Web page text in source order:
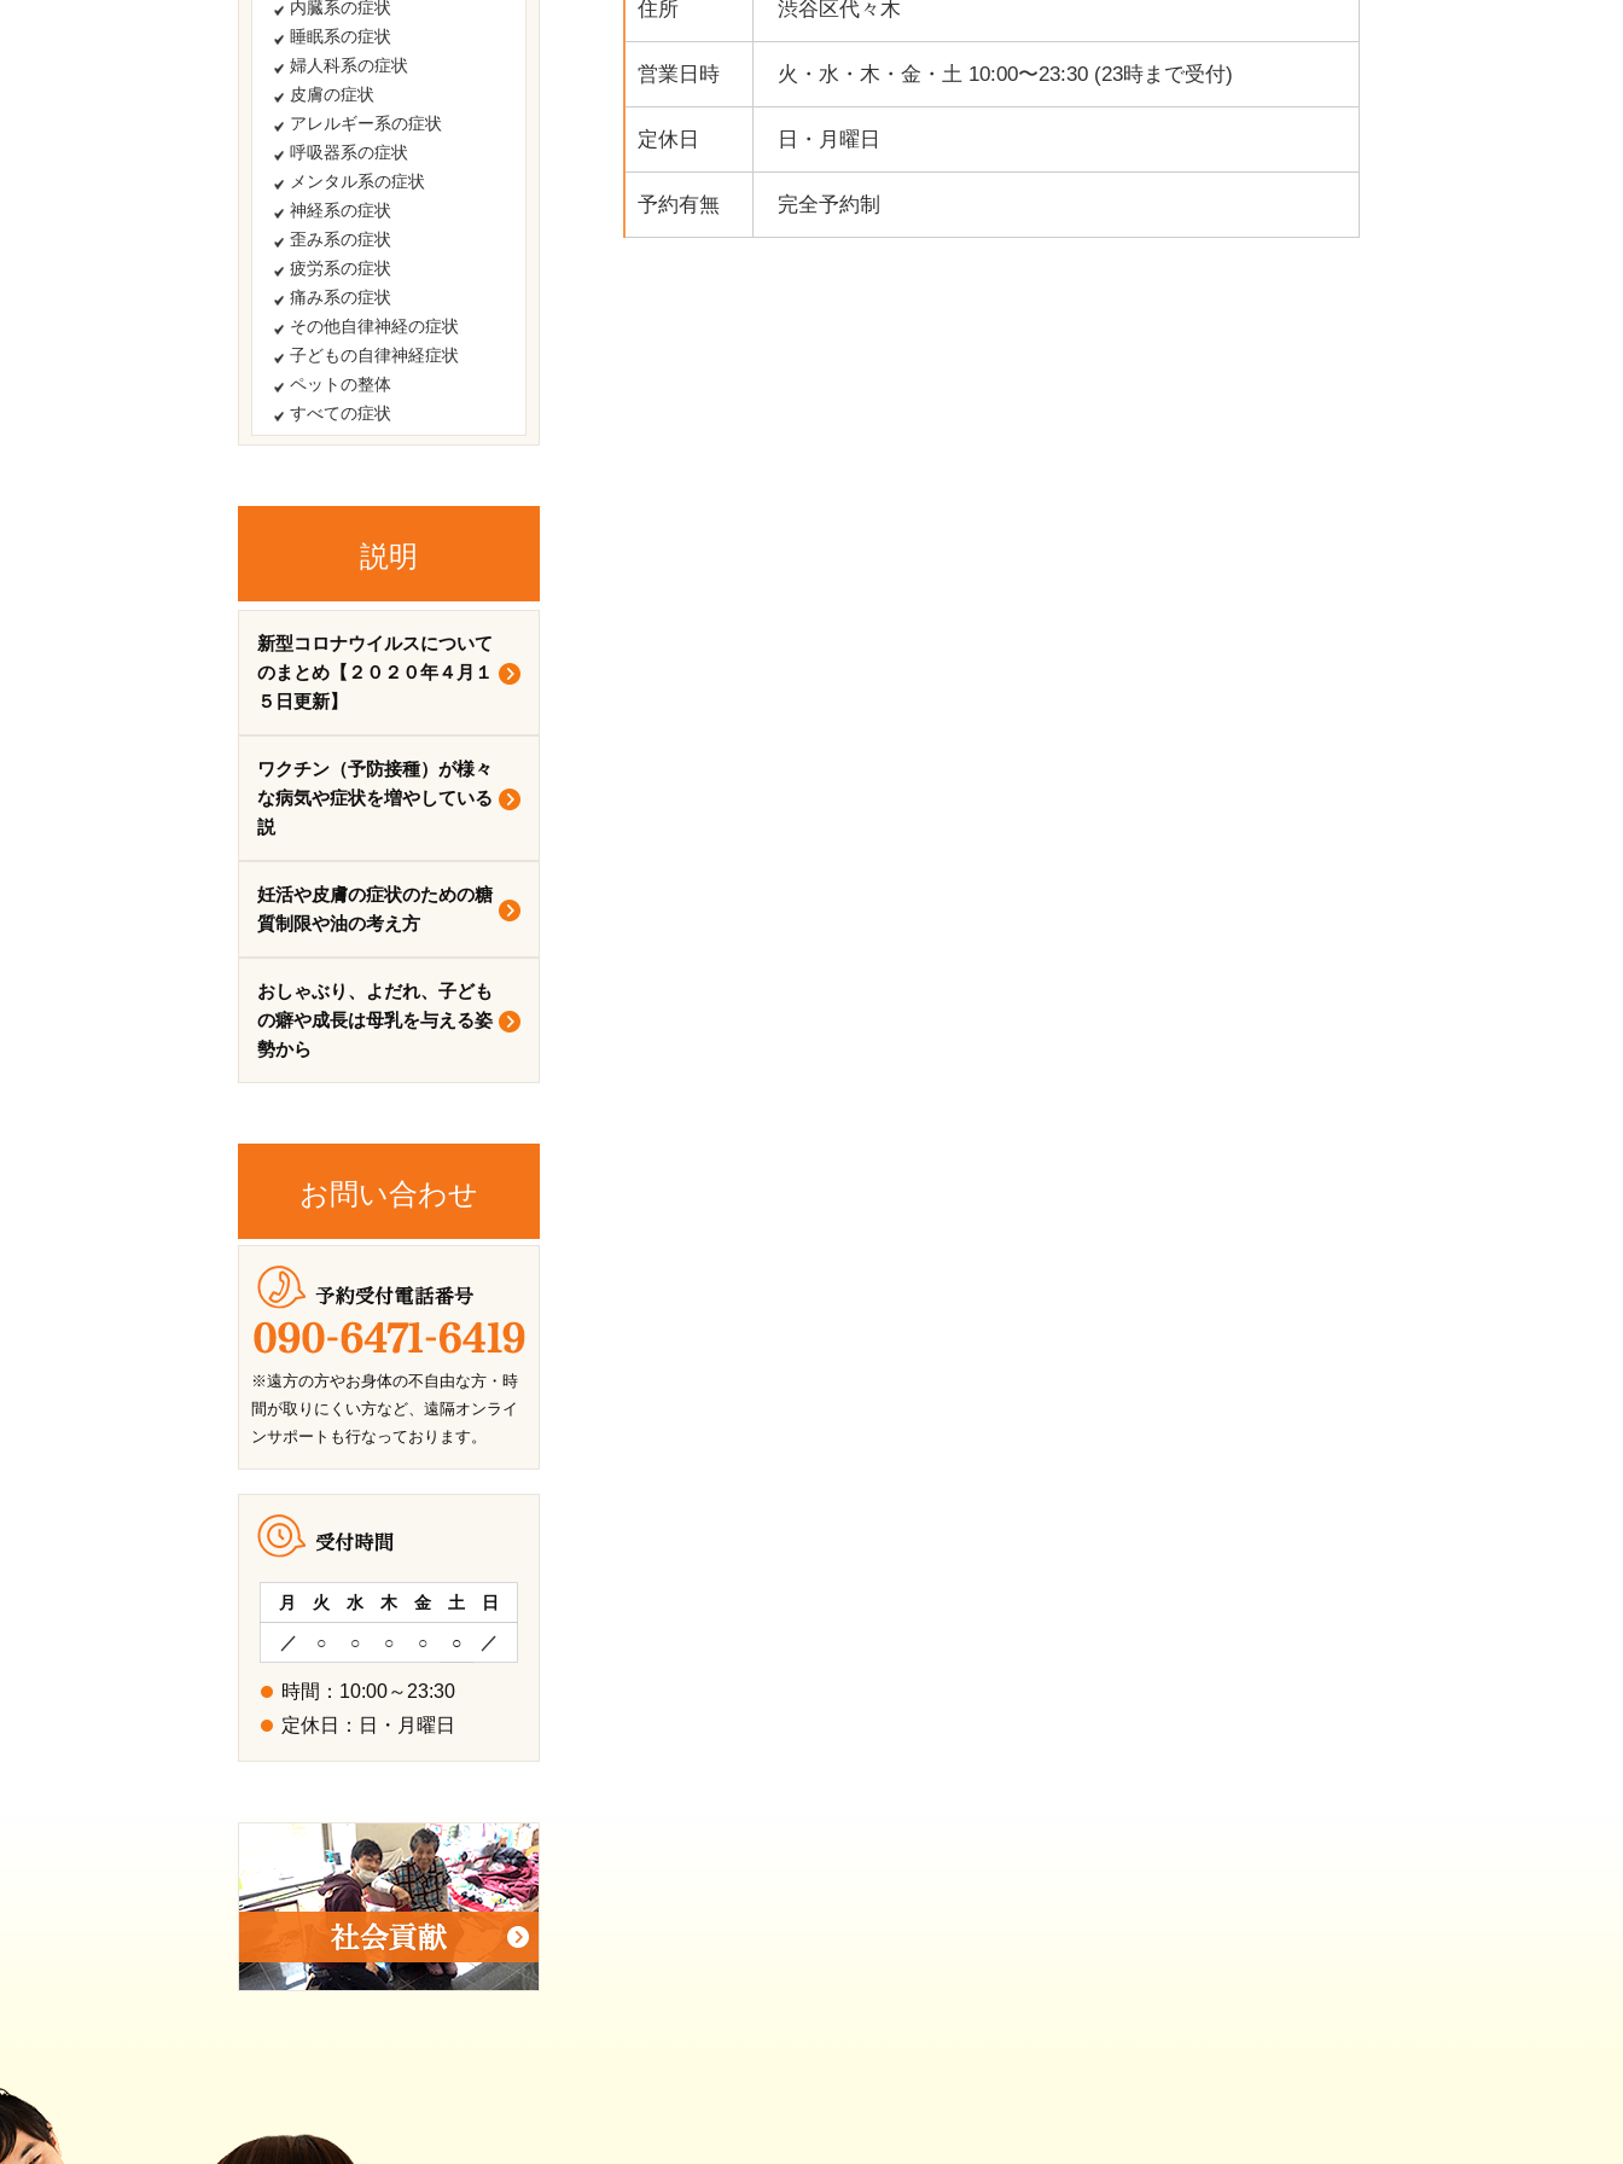
住所 渋谷区代々木
営業日時 火・水・木・金・土 10:00〜23:30 (23時まで受付)
定休日 日・月曜日
予約有無 完全予約制
内臓系の症状
睡眠系の症状
婦人科系の症状
皮膚の症状
アレルギー系の症状
呼吸器系の症状
メンタル系の症状
神経系の症状
歪み系の症状
疲労系の症状
痛み系の症状
その他自律神経の症状
子どもの自律神経症状
ペットの整体
すべての症状
説明
新型コロナウイルスについて
のまとめ【２０２０年４月１
５日更新】
ワクチン（予防接種）が様々
な病気や症状を増やしている
説
妊活や皮膚の症状のための糖
質制限や油の考え方
おしゃぶり、よだれ、子ども
の癖や成長は母乳を与える姿
勢から
お問い合わせ
※遠方の方やお身体の不自由な方・時
間が取りにくい方など、遠隔オンライ
ンサポートも行なっております。
月 火 水 木 金 土 日
／ ○ ○ ○ ○ ○ ／
時間：10:00～23:30
定休日：日・月曜日